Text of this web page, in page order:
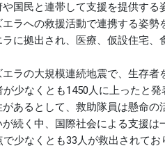
国民と連帯して支援を提供する
ラへの救援活動で連携する姿
に拠出され、医療、仮設住宅
ラの大規模連続地震で、生存
が少なくとも1450人に上ったと
あるとして、救助隊員は懸命の
続く中、国際社会による支援
で少なくとも33人が救出されて